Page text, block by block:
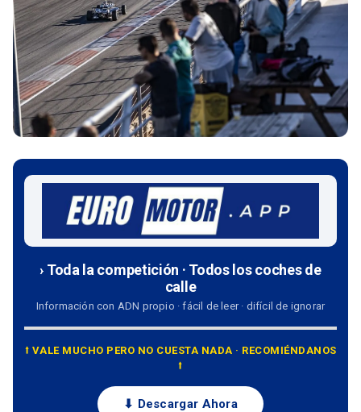
› Toda la competición · Todos los coches de
calle
Información con ADN propio · fácil de leer · difícil de ignorar
⭡ VALE MUCHO PERO NO CUESTA NADA · RECOMIÉNDANOS
⭡
⬇ Descargar Ahora